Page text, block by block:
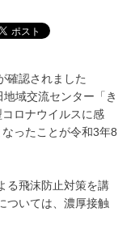
確認されました
域交流センター「き
ロナウイルスに感
ったことが令和3年8
る飛沫防止対策を講
ついては、濃厚接触